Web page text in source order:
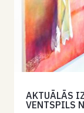
AKTUĀLĀS
VENTSPILS